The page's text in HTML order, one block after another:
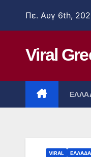
Πε. Αυγ 6th,
Viral
VIRAL ΕΛΛΑΔΑ